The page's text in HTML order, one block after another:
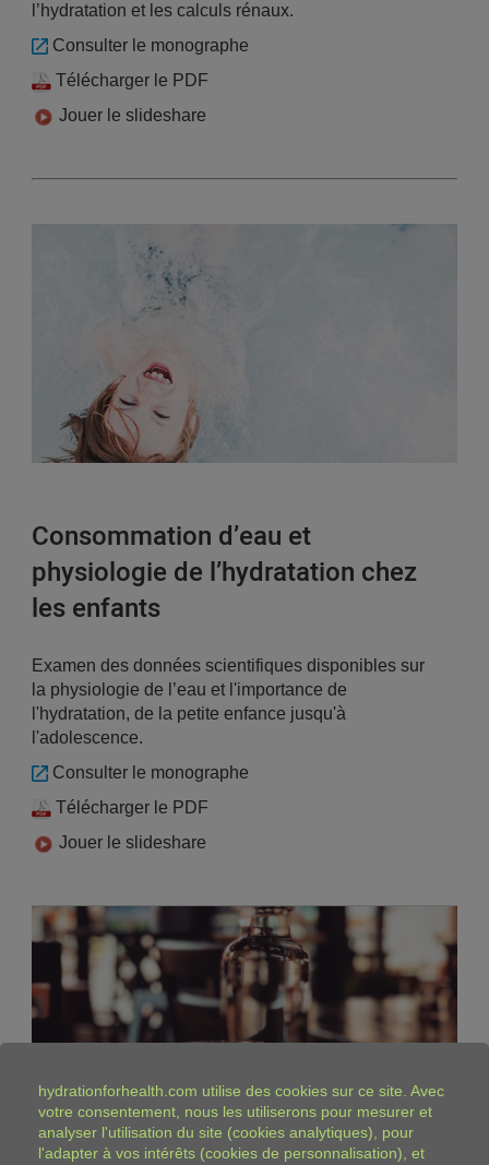
l’hydratation et les calculs rénaux.
Consulter le monographe
Télécharger le PDF
Jouer le slideshare
Consommation d’eau et
physiologie de l’hydratation chez
les enfants
Examen des données scientifiques disponibles sur
la physiologie de l’eau et l'importance de
l'hydratation, de la petite enfance jusqu'à
l'adolescence.
Consulter le monographe
Télécharger le PDF
Jouer le slideshare
hydrationforhealth.com utilise des cookies sur ce site. Avec
votre consentement, nous les utiliserons pour mesurer et
analyser l'utilisation du site (cookies analytiques), pour
l'adapter à vos intérêts (cookies de personnalisation), et